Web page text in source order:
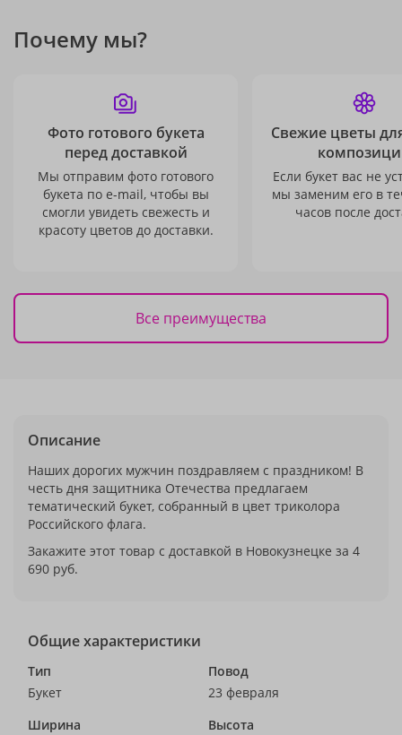
Почему мы?
Фото готового букета
перед доставкой
Мы отправим фото готового
букета по e-mail, чтобы вы
смогли увидеть свежесть и
красоту цветов до доставки.
Свежие цветы
Если букет вас не
мы заменим его в
часов после
Все преимущества
Описание
Наших дорогих мужчин поздравляем с праздником! В
честь дня защитника Отечества предлагаем
тематический букет, собранный в цвет триколора
Российского флага.
Закажите этот товар с доставкой в Новокузнецке за 4
690 руб.
Общие характеристики
Тип
Букет
Повод
23 февраля
Ширина
Высота